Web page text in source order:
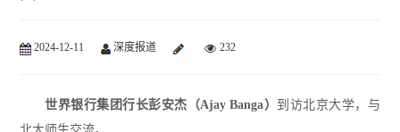
2024-12-11 深度报道 232
世界银行集团行长彭安杰（Ajay Banga） 到访北京大学， 与